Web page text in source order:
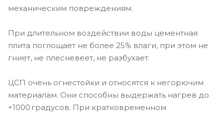
механическим повреждениям.
При длительном воздействии воды цементная
плита поглощает не более 25% влаги, при этом не
гниет, не плесневеет, не разбухает.
ЦСП очень огнестойки и относятся к негорючим
материалам. Они способны выдержать нагрев до
+1000 градусов. При кратковременном